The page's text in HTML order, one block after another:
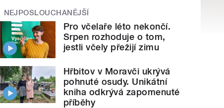
NEJPOSLOUCHANĚJŠÍ
Pro včelaře léto nekončí.
Srpen rozhoduje o tom,
jestli včely přežijí zimu
Hřbitov v Moravči ukrývá
pohnuté osudy. Unikátní
kniha odkrývá zapomenuté
příběhy